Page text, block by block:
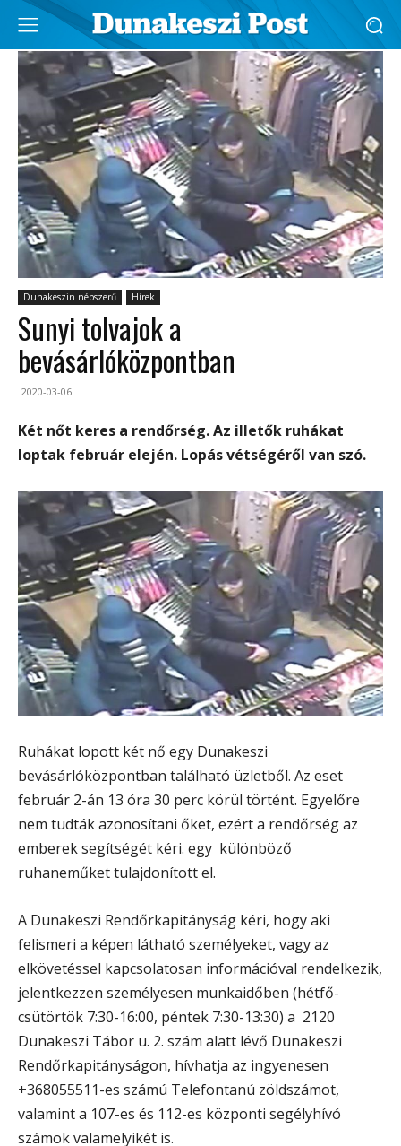
Dunakeszin népszerű Hírek
Sunyi tolvajok a
bevásárlóközpontban
2020-03-06
Két nőt keres a rendőrség. Az illetők ruhákat
loptak február elején. Lopás vétségéről van szó.
Ruhákat lopott két nő egy Dunakeszi
bevásárlóközpontban található üzletből. Az eset
február 2-án 13 óra 30 perc körül történt. Egyelőre
nem tudták azonosítani őket, ezért a rendőrség az
emberek segítségét kéri. egy különböző
ruhaneműket tulajdonított el.
A Dunakeszi Rendőrkapitányság kéri, hogy aki
felismeri a képen látható személyeket, vagy az
elkövetéssel kapcsolatosan információval rendelkezik,
jelentkezzen személyesen munkaidőben (hétfő-
csütörtök 7:30-16:00, péntek 7:30-13:30) a 2120
Dunakeszi Tábor u. 2. szám alatt lévő Dunakeszi
Rendőrkapitányságon, hívhatja az ingyenesen
+368055511-es számú Telefontanú zöldszámot,
valamint a 107-es és 112-es központi segélyhívó
számok valamelyikét is.